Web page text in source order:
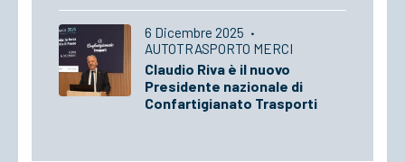
6 Dicembre 2025 ·
AUTOTRASPORTO MERCI
Claudio Riva è il nuovo
Presidente nazionale di
Confartigianato Trasporti